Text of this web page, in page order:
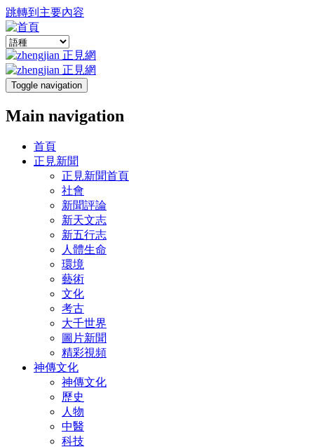
跳轉到主要內容
Toggle navigation
Main navigation
首頁
正見新聞
正見新聞首頁
社會
新聞評論
新天文志
新五行志
人體生命
環境
藝術
文化
考古
大千世界
圖片新聞
精彩視頻
神傳文化
神傳文化
歷史
人物
中醫
科技